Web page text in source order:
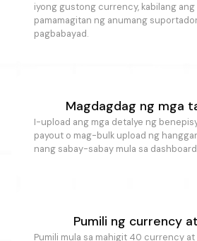
iyong gustong currency, kabilang
pamamagitan ng anumang
pagbabayad.
Magdagdag ng mga
I-upload ang mga detalye ng
payout o mag-bulk upload ng
nang sabay-sabay mula sa
Pumili ng currency
Pumili mula sa mahigit 40 currency at